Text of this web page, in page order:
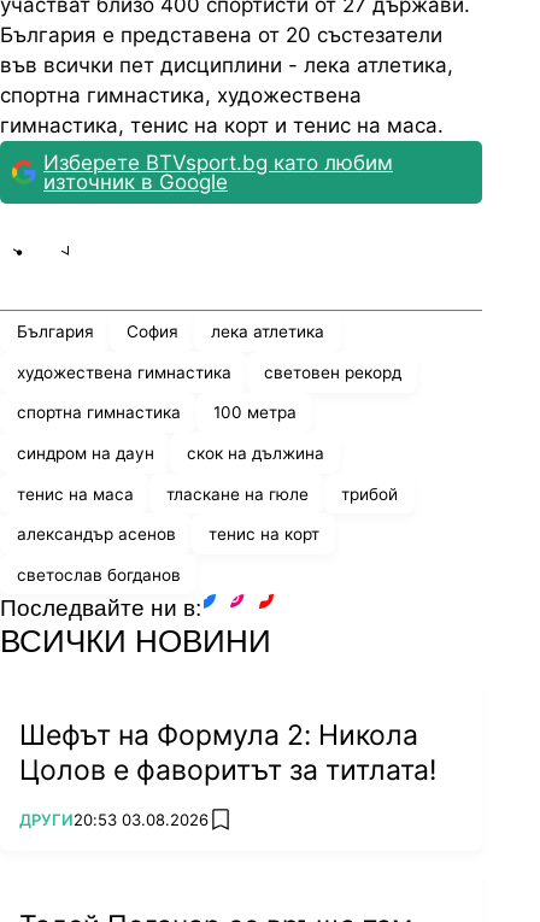
участват близо 400 спортисти от 27 държави.
България е представена от 20 състезатели
във всички пет дисциплини - лека атлетика,
спортна гимнастика, художествена
гимнастика, тенис на корт и тенис на маса.
Изберете BTVsport.bg като любим
източник в Google
България София лека атлетика
художествена гимнастика световен рекорд
спортна гимнастика 100 метра
синдром на даун скок на дължина
тенис на маса тласкане на гюле трибой
александър асенов тенис на корт
светослав богданов
Последвайте ни в:
ВСИЧКИ НОВИНИ
Шефът на Формула 2: Никола
Цолов е фаворитът за титлата!
ПОВЕЧЕ ОТ
ДРУГИ20:53 03.08.2026 add favorites